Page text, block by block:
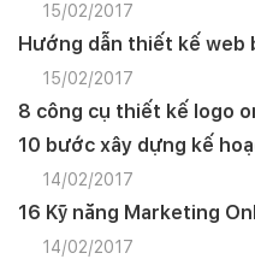
15/02/2017
Hướng dẫn thiết kế web
15/02/2017
8 công cụ thiết kế logo
10 bước xây dựng kế
14/02/2017
16 Kỹ năng Marketing
14/02/2017